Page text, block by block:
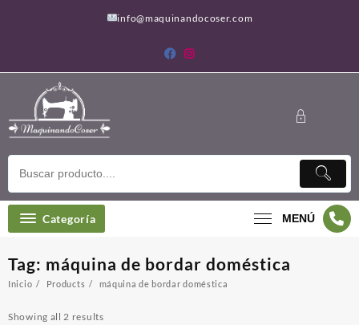
info@maquinandocoser.com
Categoría MENÚ
Tag: máquina de bordar doméstica
Inicio Products máquina de bordar doméstica
Showing all 2 results